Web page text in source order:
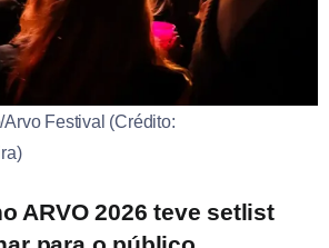
Arvo Festival (Crédito:
ARVO 2026 teve setlist